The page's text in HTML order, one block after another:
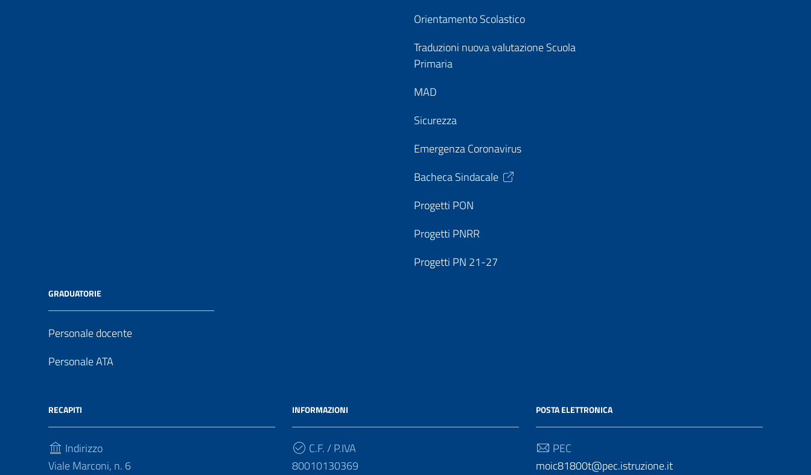
Orientamento Scolastico
Traduzioni nuova valutazione Scuola
Primaria
MAD
Sicurezza
Emergenza Coronavirus
Bacheca Sindacale
Progetti PON
Progetti PNRR
Progetti PN 21-27
GRADUATORIE
Personale docente
Personale ATA
RECAPITI
Indirizzo
Viale Marconi, n. 6
INFORMAZIONI
C.F. / P.IVA
80010130369
POSTA ELETTRONICA
PEC
moic81800t@pec.istruzione.it